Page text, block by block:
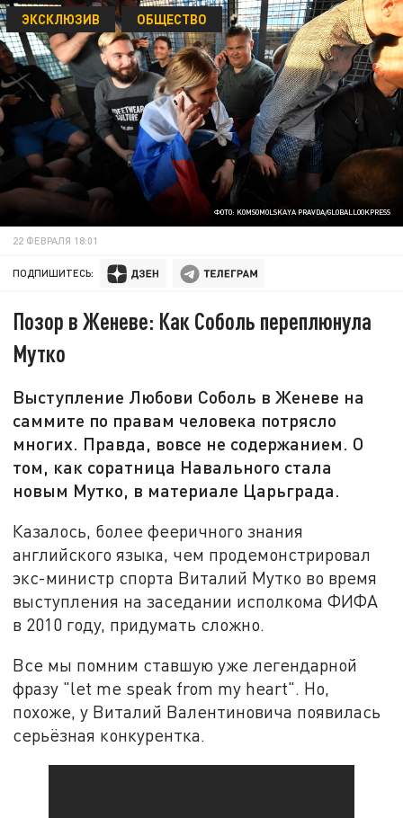
ФОТО: KOMSOMOLSKAYA PRAVDA/GLOBALLOOKPRESS
ЭКСКЛЮЗИВ ОБЩЕСТВО
22 ФЕВРАЛЯ 18:01
ПОДПИШИТЕСЬ:
Позор в Женеве: Как Соболь переплюнула
Мутко
Выступление Любови Соболь в Женеве на
саммите по правам человека потрясло
многих. Правда, вовсе не содержанием. О
том, как соратница Навального стала
новым Мутко, в материале Царьграда.
Казалось, более фееричного знания
английского языка, чем продемонстрировал
экс-министр спорта Виталий Мутко во время
выступления на заседании исполкома ФИФА
в 2010 году, придумать сложно.
Все мы помним ставшую уже легендарной
фразу "let me speak from my heart". Но,
похоже, у Виталий Валентиновича появилась
серьёзная конкурентка.